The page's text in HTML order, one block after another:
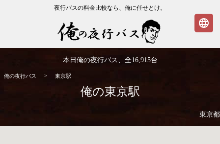
夜行バスの料金比較なら、俺に任せとけ。
本日俺の夜行バス、全16,915台
俺の夜行バス > 東京駅
俺の東京駅
東京都
language